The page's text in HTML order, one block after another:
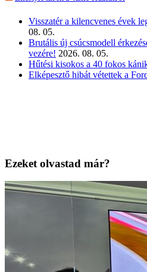
Visszatér a kilencvenes évek
08. 05.
Brutális új csúcsmodell
vezére! 2026. 08. 05.
Hűtési kisokos a 40 fokos
Elképesztő hibát vétettek a
Ezeket olvastad már?